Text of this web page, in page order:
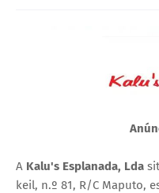
A Kalu's Esplanada, Lda
keil, n.º 81, R/C Maputo,